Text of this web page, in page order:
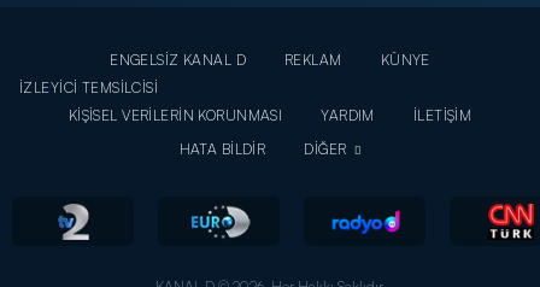
ENGELSİZ KANAL D REKLAM
KÜNYE
İZLEYİCİ TEMSİLCİSİ
KİŞİSEL VERİLERİN KORUNMASI
YARDIM
İLETİŞİM
HATA BİLDİR
DİĞER